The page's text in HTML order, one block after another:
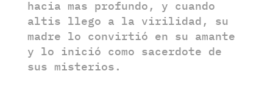
hacia mas profundo, y cuando
altis llego a la virilidad, su
madre lo convirtió en su amante
y lo inició como sacerdote de
sus misterios.